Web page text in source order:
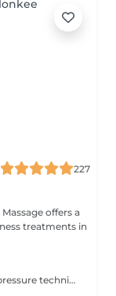
227
offers a
treatments in
A relaxing hand treatment using traditional pressure techniques applied to specific points of the hands. Ideal for tired, overworked hands and anyone who spends long hours typing, writing, or using handheld devices.